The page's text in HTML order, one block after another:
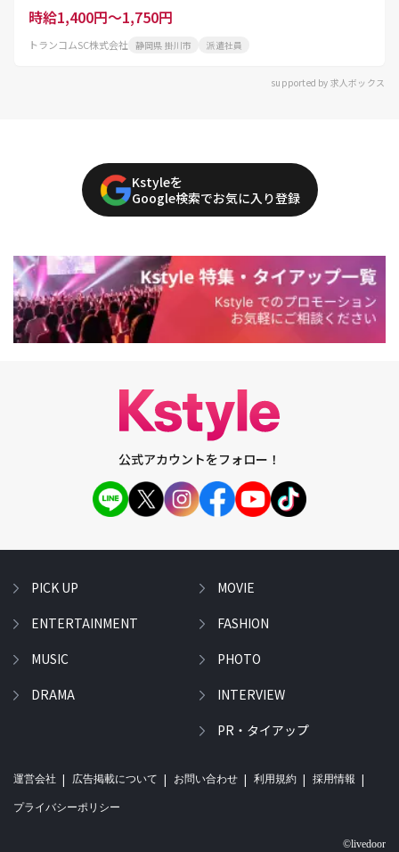
時給1,400円～1,750円
トランコムSC株式会社 静岡県 掛川市 派遣社員
supported by 求人ボックス
Kstyleを
Google検索でお気に入り登録
公式アカウントをフォロー！
PICK UP
ENTERTAINMENT
MUSIC
DRAMA
MOVIE
FASHION
PHOTO
INTERVIEW
PR・タイアップ
運営会社 広告掲載について お問い合わせ 利用規約 採用情報
プライバシーポリシー
©livedoor